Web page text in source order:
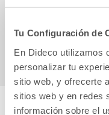
Tu Configuración de
En Dideco utilizamos
personalizar tu
sitio web, y ofrecerte
sitios web y en redes
información sobre el
Comprar